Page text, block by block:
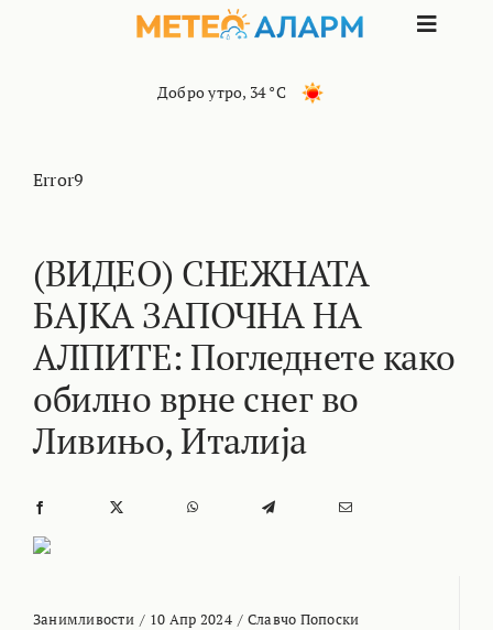
Toggle
КОНТАКТ
Добро утро, 34 °C
Error9
(ВИДЕО) СНЕЖНАТА
БАЈКА ЗАПОЧНА НА
АЛПИТЕ: Погледнете како
обилно врне снег во
Ливињо, Италија
Занимливости / 10 Апр 2024 / Славчо Попоски